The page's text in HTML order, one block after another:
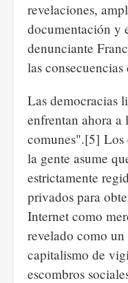
revelaciones,
documentación y
denunciante
las
Las democracias
enfrentan ahora a
comunes".[5] Los
la gente asume
estrictamente
privados para
Internet como
revelado como
capitalismo de
escombros